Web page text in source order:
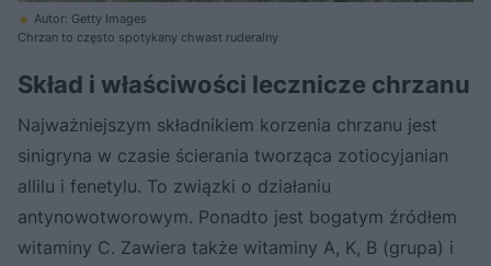
Autor: Getty Images
Chrzan to często spotykany chwast ruderalny
Skład i właściwości lecznicze chrzanu
Najważniejszym składnikiem korzenia chrzanu jest
sinigryna w czasie ścierania tworząca zotiocyjanian
allilu i fenetylu. To związki o działaniu
antynowotworowym. Ponadto jest bogatym źródłem
witaminy C. Zawiera także witaminy A, K, B (grupa) i